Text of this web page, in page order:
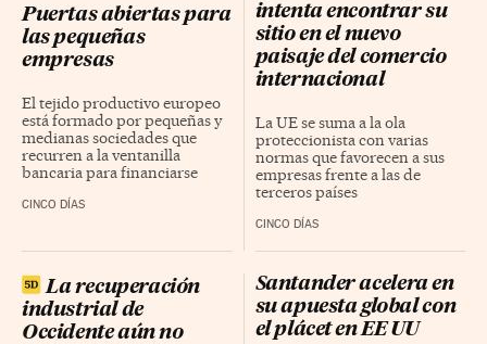
Puertas abiertas para
las pequeñas
empresas
CINCO DÍAS
El tejido productivo europeo
está formado por pequeñas y
medianas sociedades que
recurren a la ventanilla
bancaria para financiarse
intenta encontrar su
sitio en el nuevo
paisaje del comercio
internacional
CINCO DÍAS
La UE se suma a la ola
proteccionista con varias
normas que favorecen a sus
empresas frente a las de
terceros países
La recuperación
industrial de
Occidente aún no
Santander acelera en
su apuesta global con
el plácet en EE UU